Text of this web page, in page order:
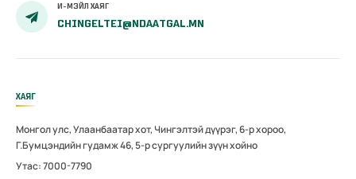
И-МЭЙЛ ХАЯГ
CHINGELTEI@NDAATGAL.MN
ХАЯГ
Монгол улс, Улаанбаатар хот, Чингэлтэй дүүрэг, 6-р хороо,
Г.Бумцэндийн гудамж 46, 5-р сургуулийн зүүн хойно
Утас: 7000-7790